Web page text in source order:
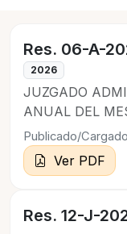
Res. 06-A-
2026
JUZGADO
ANUAL DEL
Publicado/
Ver PDF
Res. 12-J-